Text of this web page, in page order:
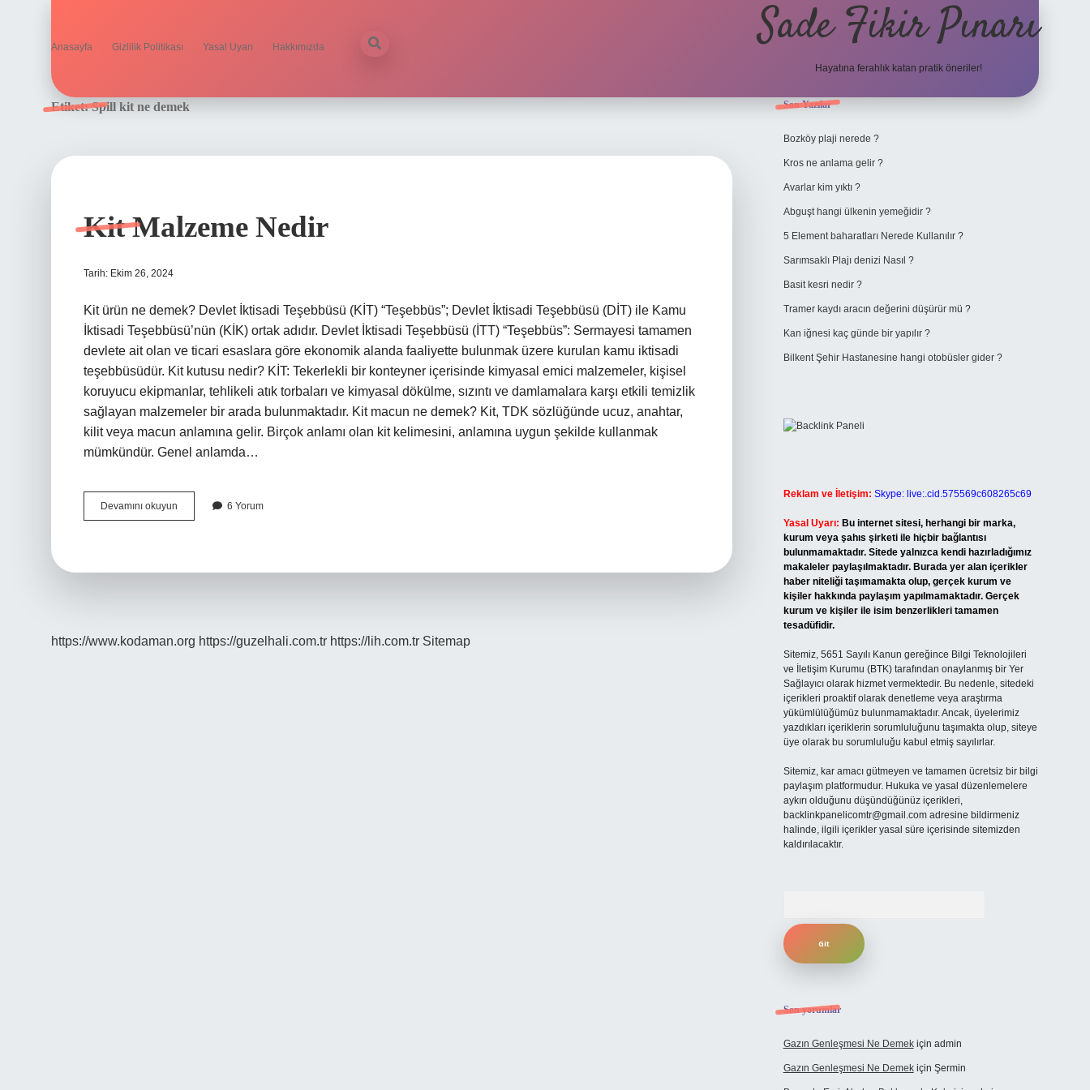
Anasayfa Gizlilik Politikası Yasal Uyarı Hakkımızda Sade Fikir Pınarı
Hayatına ferahlık katan pratik öneriler!
Etiket:Spill kit ne demek
Kit Malzeme Nedir
Tarih: Ekim 26, 2024
Kit ürün ne demek? Devlet İktisadi Teşebbüsü (KİT) “Teşebbüs”; Devlet İktisadi Teşebbüsü (DİT) ile Kamu
İktisadi Teşebbüsü’nün (KİK) ortak adıdır. Devlet İktisadi Teşebbüsü (İTT) “Teşebbüs”: Sermayesi tamamen
devlete ait olan ve ticari esaslara göre ekonomik alanda faaliyette bulunmak üzere kurulan kamu iktisadi
teşebbüsüdür. Kit kutusu nedir? KİT: Tekerlekli bir konteyner içerisinde kimyasal emici malzemeler, kişisel
koruyucu ekipmanlar, tehlikeli atık torbaları ve kimyasal dökülme, sızıntı ve damlamalara karşı etkili temizlik
sağlayan malzemeler bir arada bulunmaktadır. Kit macun ne demek? Kit, TDK sözlüğünde ucuz, anahtar,
kilit veya macun anlamına gelir. Birçok anlamı olan kit kelimesini, anlamına uygun şekilde kullanmak
mümkündür. Genel anlamda…
Devamını okuyun
Malzeme
6 Yorum
https://www.kodaman.org https://guzelhali.com.tr https://lih.com.tr Sitemap
Sidebar
Son Yazılar
Bozköy plaji nerede ?
Kros ne anlama gelir ?
Avarlar kim yıktı ?
Abguşt hangi ülkenin yemeğidir ?
5 Element baharatları Nerede Kullanılır ?
Sarımsaklı Plajı denizi Nasıl ?
Basit kesri nedir ?
Tramer kaydı aracın değerini düşürür mü ?
Kan iğnesi kaç günde bir yapılır ?
Bilkent Şehir Hastanesine hangi otobüsler gider ?
Reklam ve İletişim: Skype: live:.cid.575569c608265c69
Yasal Uyarı: Bu internet sitesi, herhangi bir marka,
kurum veya şahıs şirketi ile hiçbir bağlantısı
bulunmamaktadır. Sitede yalnızca kendi hazırladığımız
makaleler paylaşılmaktadır. Burada yer alan içerikler
haber niteliği taşımamakta olup, gerçek kurum ve
kişiler hakkında paylaşım yapılmamaktadır. Gerçek
kurum ve kişiler ile isim benzerlikleri tamamen
tesadüfidir.
Sitemiz, 5651 Sayılı Kanun gereğince Bilgi Teknolojileri
ve İletişim Kurumu (BTK) tarafından onaylanmış bir Yer
Sağlayıcı olarak hizmet vermektedir. Bu nedenle, sitedeki
içerikleri proaktif olarak denetleme veya araştırma
yükümlülüğümüz bulunmamaktadır. Ancak, üyelerimiz
yazdıkları içeriklerin sorumluluğunu taşımakta olup, siteye
üye olarak bu sorumluluğu kabul etmiş sayılırlar.
Sitemiz, kar amacı gütmeyen ve tamamen ücretsiz bir bilgi
paylaşım platformudur. Hukuka ve yasal düzenlemelere
aykırı olduğunu düşündüğünüz içerikleri,
backlinkpanelicomtr@gmail.comadresine bildirmeniz
halinde, ilgili içerikler yasal süre içerisinde sitemizden
kaldırılacaktır.
Son yorumlar
Gazın Genleşmesi Ne Demekiçin admin
Gazın Genleşmesi Ne Demekiçin Şermin